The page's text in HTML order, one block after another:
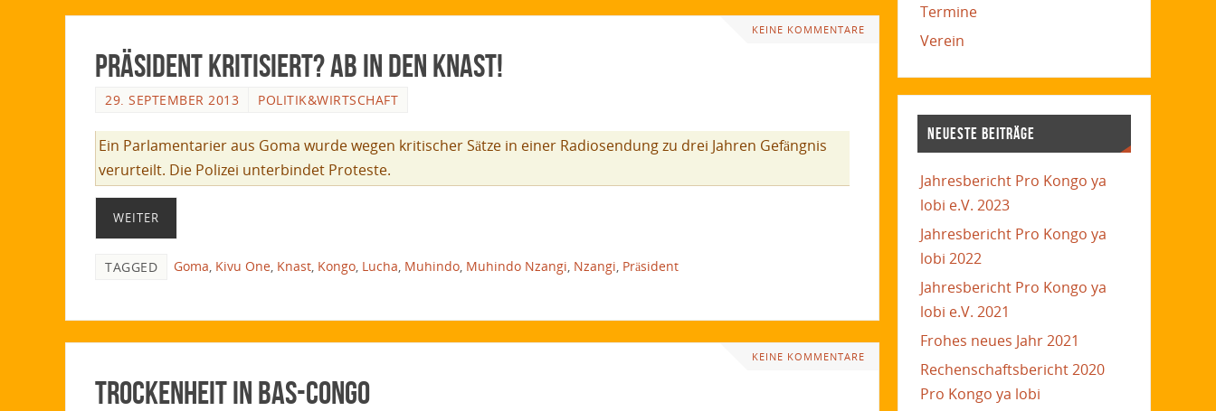
KEINE KOMMENTARE
Präsident kritisiert? Ab in den Knast!
29. SEPTEMBER 2013 POLITIK&WIRTSCHAFT
Ein Parlamentarier aus Goma wurde wegen kritischer Sätze in einer Radiosendung zu drei Jahren Gefängnis
verurteilt. Die Polizei unterbindet Proteste.
WEITER
TAGGED Goma, Kivu One, Knast, Kongo, Lucha, Muhindo, Muhindo Nzangi, Nzangi, Präsident
KEINE KOMMENTARE
Trockenheit in Bas-Congo
Termine
Verein
NEUESTE BEITRÄGE
Jahresbericht Pro Kongo ya
lobi e.V. 2023
Jahresbericht Pro Kongo ya
lobi 2022
Jahresbericht Pro Kongo ya
lobi e.V. 2021
Frohes neues Jahr 2021
Rechenschaftsbericht 2020
Pro Kongo ya lobi